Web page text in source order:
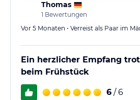
Thomas
1 Bewertungen
Vor 5 Monaten • Verreist als Paar im
Ein herzlicher Empfang
beim Frühstück
6 / 6